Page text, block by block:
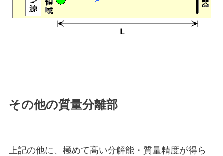
その他の質量分離部
上記の他に、極めて高い分解能・質量精度が得ら